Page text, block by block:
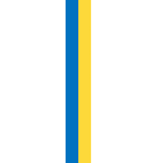
18 우크라이나 사람